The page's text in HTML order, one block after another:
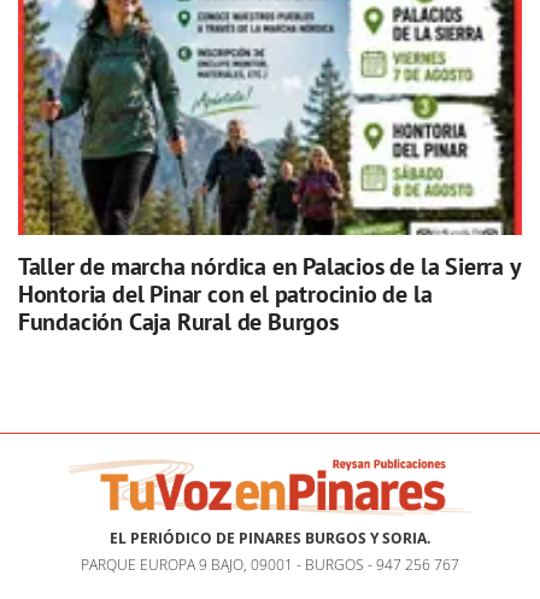
Taller de marcha nórdica en Palacios de la Sierra y
Hontoria del Pinar con el patrocinio de la
Fundación Caja Rural de Burgos
EL PERIÓDICO DE PINARES BURGOS Y SORIA.
PARQUE EUROPA 9 BAJO, 09001 - BURGOS - 947 256 767